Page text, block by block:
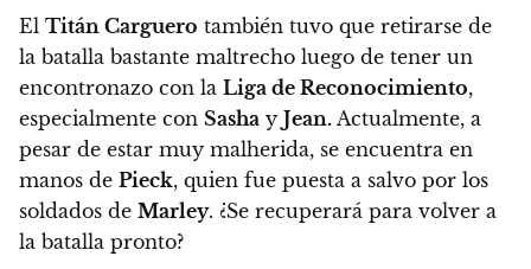
El Titán Carguero también tuvo que retirarse de
la batalla bastante maltrecho luego de tener un
encontronazo con la Liga de Reconocimiento,
especialmente con Sasha y Jean. Actualmente, a
pesar de estar muy malherida, se encuentra en
manos de Pieck, quien fue puesta a salvo por los
soldados de Marley. ¿Se recuperará para volver a
la batalla pronto?